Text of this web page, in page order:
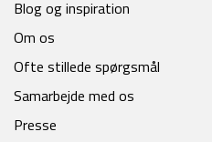
Blog og inspiration
Om os
Ofte stillede spørgsmål
Samarbejde med os
Presse